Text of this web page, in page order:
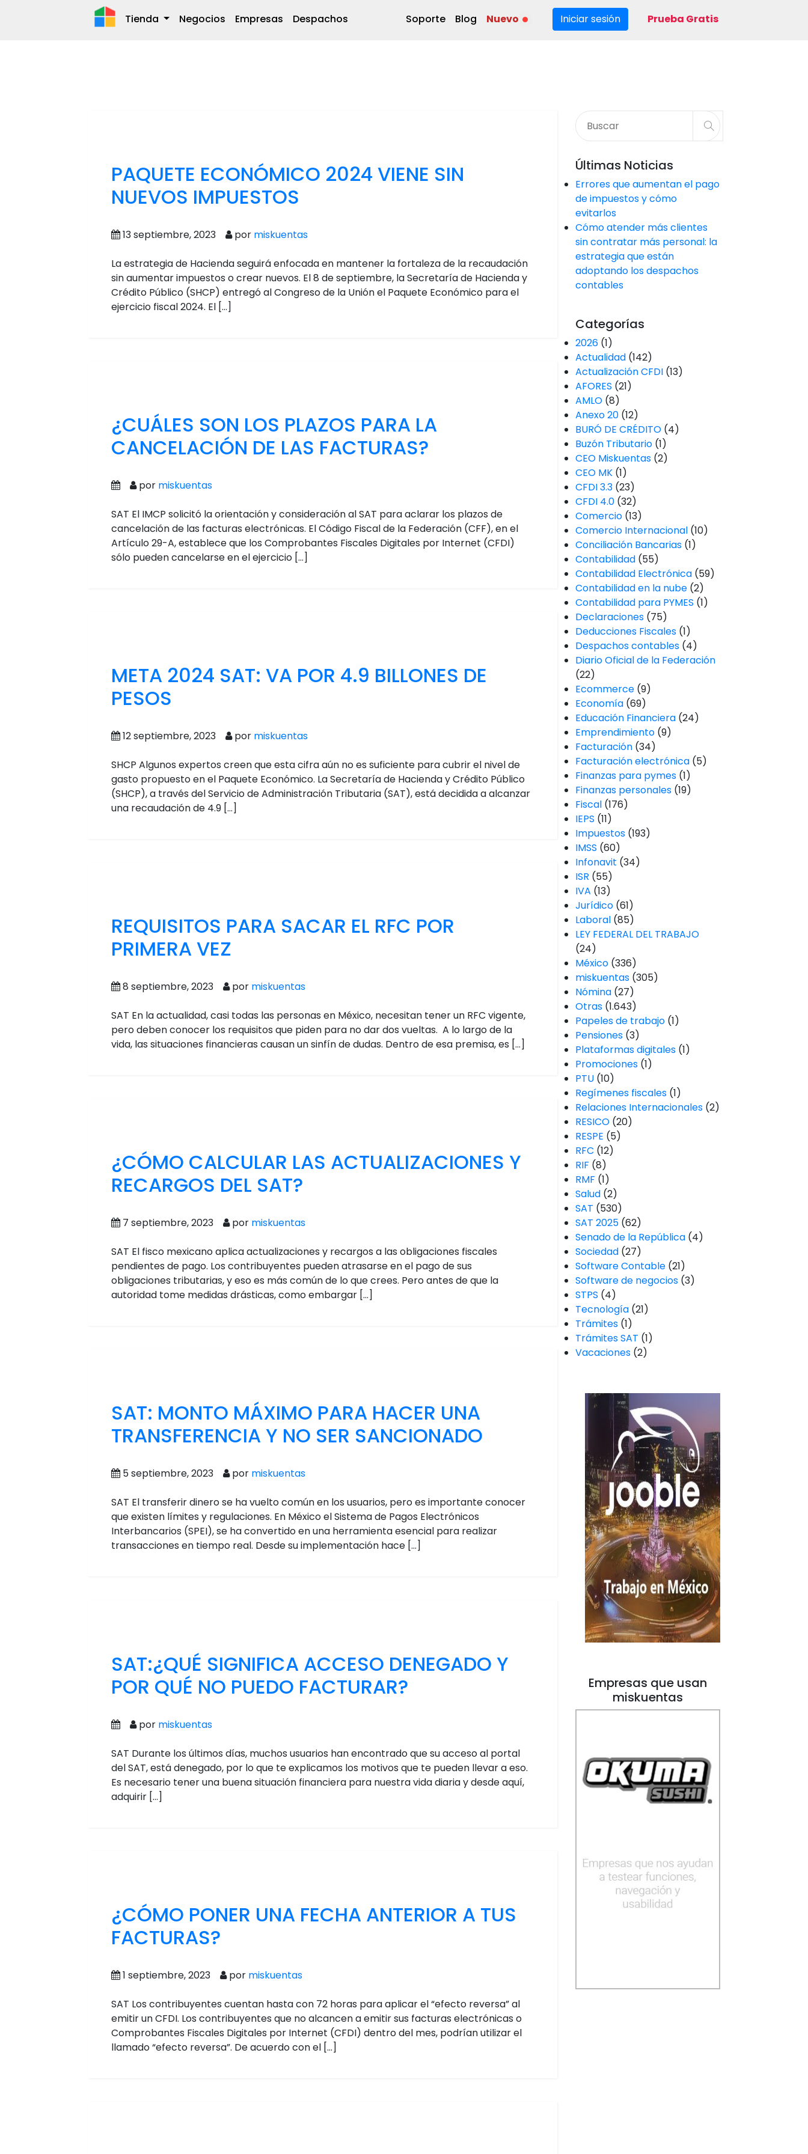
Tienda Negocios Empresas Despachos Soporte Blog Nuevo Iniciar sesión Prueba Gratis
PAQUETE ECONÓMICO 2024 VIENE SIN
NUEVOS IMPUESTOS
13 septiembre, 2023 por miskuentas
La estrategia de Hacienda seguirá enfocada en mantener la fortaleza de la recaudación
sin aumentar impuestos o crear nuevos. El 8 de septiembre, la Secretaría de Hacienda y
Crédito Público (SHCP) entregó al Congreso de la Unión el Paquete Económico para el
ejercicio fiscal 2024. El […]
¿CUÁLES SON LOS PLAZOS PARA LA
CANCELACIÓN DE LAS FACTURAS?
por miskuentas
SAT El IMCP solicitó la orientación y consideración al SAT para aclarar los plazos de
cancelación de las facturas electrónicas. El Código Fiscal de la Federación (CFF), en el
Artículo 29-A, establece que los Comprobantes Fiscales Digitales por Internet (CFDI)
sólo pueden cancelarse en el ejercicio […]
META 2024 SAT: VA POR 4.9 BILLONES DE
PESOS
12 septiembre, 2023 por miskuentas
SHCP Algunos expertos creen que esta cifra aún no es suficiente para cubrir el nivel de
gasto propuesto en el Paquete Económico. La Secretaría de Hacienda y Crédito Público
(SHCP), a través del Servicio de Administración Tributaria (SAT), está decidida a alcanzar
una recaudación de 4.9 […]
REQUISITOS PARA SACAR EL RFC POR
PRIMERA VEZ
8 septiembre, 2023 por miskuentas
SAT En la actualidad, casi todas las personas en México, necesitan tener un RFC vigente,
pero deben conocer los requisitos que piden para no dar dos vueltas. A lo largo de la
vida, las situaciones financieras causan un sinfín de dudas. Dentro de esa premisa, es […]
¿CÓMO CALCULAR LAS ACTUALIZACIONES Y
RECARGOS DEL SAT?
7 septiembre, 2023 por miskuentas
SAT El fisco mexicano aplica actualizaciones y recargos a las obligaciones fiscales
pendientes de pago. Los contribuyentes pueden atrasarse en el pago de sus
obligaciones tributarias, y eso es más común de lo que crees. Pero antes de que la
autoridad tome medidas drásticas, como embargar […]
SAT: MONTO MÁXIMO PARA HACER UNA
TRANSFERENCIA Y NO SER SANCIONADO
5 septiembre, 2023 por miskuentas
SAT El transferir dinero se ha vuelto común en los usuarios, pero es importante conocer
que existen límites y regulaciones. En México el Sistema de Pagos Electrónicos
Interbancarios (SPEI), se ha convertido en una herramienta esencial para realizar
transacciones en tiempo real. Desde su implementación hace […]
SAT:¿QUÉ SIGNIFICA ACCESO DENEGADO Y
POR QUÉ NO PUEDO FACTURAR?
por miskuentas
SAT Durante los últimos días, muchos usuarios han encontrado que su acceso al portal
del SAT, está denegado, por lo que te explicamos los motivos que te pueden llevar a eso.
Es necesario tener una buena situación financiera para nuestra vida diaria y desde aquí,
adquirir […]
¿CÓMO PONER UNA FECHA ANTERIOR A TUS
FACTURAS?
1 septiembre, 2023 por miskuentas
SAT Los contribuyentes cuentan hasta con 72 horas para aplicar el “efecto reversa” al
emitir un CFDI. Los contribuyentes que no alcancen a emitir sus facturas electrónicas o
Comprobantes Fiscales Digitales por Internet (CFDI) dentro del mes, podrían utilizar el
llamado “efecto reversa”. De acuerdo con el […]
Últimas Noticias
Errores que aumentan el pago
de impuestos y cómo
evitarlos
Cómo atender más clientes
sin contratar más personal: la
estrategia que están
adoptando los despachos
contables
Categorías
2026 (1)
Actualidad (142)
Actualización CFDI (13)
AFORES (21)
AMLO (8)
Anexo 20 (12)
BURÓ DE CRÉDITO (4)
Buzón Tributario (1)
CEO Miskuentas (2)
CEO MK (1)
CFDI 3.3 (23)
CFDI 4.0 (32)
Comercio (13)
Comercio Internacional (10)
Conciliación Bancarias (1)
Contabilidad (55)
Contabilidad Electrónica (59)
Contabilidad en la nube (2)
Contabilidad para PYMES (1)
Declaraciones (75)
Deducciones Fiscales (1)
Despachos contables (4)
Diario Oficial de la Federación
(22)
Ecommerce (9)
Economía (69)
Educación Financiera (24)
Emprendimiento (9)
Facturación (34)
Facturación electrónica (5)
Finanzas para pymes (1)
Finanzas personales (19)
Fiscal (176)
IEPS (11)
Impuestos (193)
IMSS (60)
Infonavit (34)
ISR (55)
IVA (13)
Jurídico (61)
Laboral (85)
LEY FEDERAL DEL TRABAJO
(24)
México (336)
miskuentas (305)
Nómina (27)
Otras (1.643)
Papeles de trabajo (1)
Pensiones (3)
Plataformas digitales (1)
Promociones (1)
PTU (10)
Regímenes fiscales (1)
Relaciones Internacionales (2)
RESICO (20)
RESPE (5)
RFC (12)
RIF (8)
RMF (1)
Salud (2)
SAT (530)
SAT 2025 (62)
Senado de la República (4)
Sociedad (27)
Software Contable (21)
Software de negocios (3)
STPS (4)
Tecnología (21)
Trámites (1)
Trámites SAT (1)
Vacaciones (2)
Empresas que usan
miskuentas